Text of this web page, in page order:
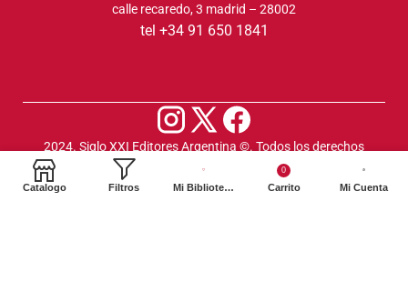
calle recaredo, 3 madrid – 28002
tel +34 91 650 1841
2024. Siglo XXI Editores Argentina ©️. Todos los derechos
reservados
Catalogo Filtros Mi Biblioteca
0
Carrito Mi Cuenta